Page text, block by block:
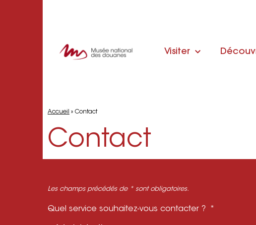
Visiter
Accueil » Contact
Contact
Les champs précédés de * sont obligatoires.
Quel service souhaitez-vous contacter ?